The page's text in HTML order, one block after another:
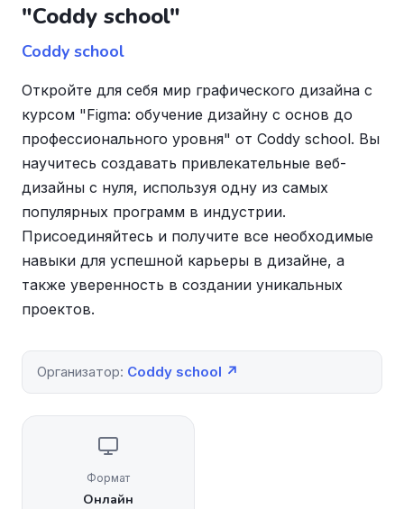
"Coddy school"
Coddy school
Откройте для себя мир графического дизайна с
курсом "Figma: обучение дизайну с основ до
профессионального уровня" от Coddy school. Вы
научитесь создавать привлекательные веб-
дизайны с нуля, используя одну из самых
популярных программ в индустрии.
Присоединяйтесь и получите все необходимые
навыки для успешной карьеры в дизайне, а
также уверенность в создании уникальных
проектов.
Организатор: Coddy school ↗
Формат
Онлайн